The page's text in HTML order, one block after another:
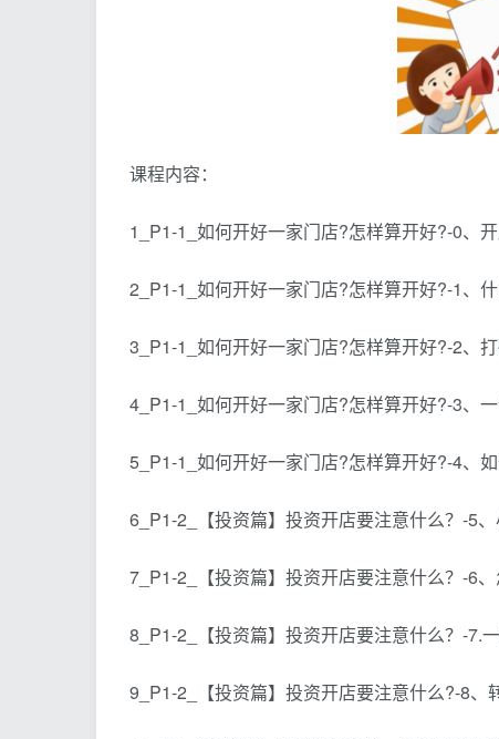
课程内容：
1_P1-1_如何开好一家门店?怎样算开好?-0、
2_P1-1_如何开好一家门店?怎样算开好?-1、
3_P1-1_如何开好一家门店?怎样算开好?-2、
4_P1-1_如何开好一家门店?怎样算开好?-3、
5_P1-1_如何开好一家门店?怎样算开好?-4、
6_P1-2_【投资篇】投资开店要注意什么？-5
7_P1-2_【投资篇】投资开店要注意什么？-6
8_P1-2_【投资篇】投资开店要注意什么？-7.
9_P1-2_【投资篇】投资开店要注意什么?-8